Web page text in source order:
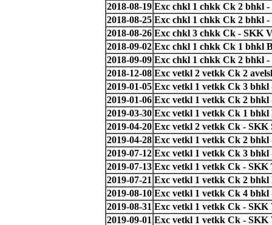
2018-08-19 Exc chkl 1 chkk Ck 2 bhkl -
2018-08-25 Exc chkl 1 chkk Ck 2 bhkl
2018-08-26 Exc chkl 3 chkk Ck - SKK
2018-09-02 Exc chkl 1 chkk Ck 1 bhkl
2018-09-09 Exc chkl 1 chkk Ck 2 bhkl
2018-12-08 Exc vetkl 2 vetkk Ck 2
2019-01-05 Exc vetkl 1 vetkk Ck 3 bhkl
2019-01-06 Exc vetkl 1 vetkk Ck 2 bhkl
2019-03-30 Exc vetkl 1 vetkk Ck 1
2019-04-20 Exc vetkl 2 vetkk Ck - SKK
2019-04-28 Exc vetkl 1 vetkk Ck 2 bhkl
2019-07-12 Exc vetkl 1 vetkk Ck 3 bhkl
2019-07-13 Exc vetkl 1 vetkk Ck - SKK
2019-07-21 Exc vetkl 1 vetkk Ck 2 bhkl
2019-08-10 Exc vetkl 1 vetkk Ck 4 bhkl
2019-08-31 Exc vetkl 1 vetkk Ck -
2019-09-01 Exc vetkl 1 vetkk Ck -